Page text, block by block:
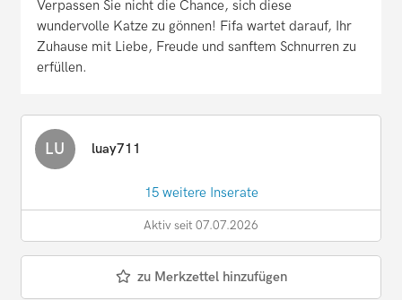
Verpassen Sie nicht die Chance, sich diese
wundervolle Katze zu gönnen! Fifa wartet darauf, Ihr
Zuhause mit Liebe, Freude und sanftem Schnurren zu
erfüllen.
LU luay711
15 weitere Inserate
Aktiv seit 07.07.2026
zu Merkzettel hinzufügen